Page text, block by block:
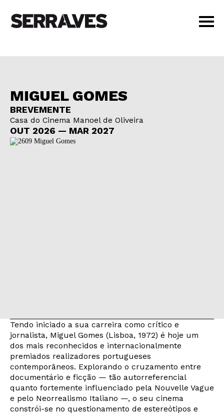
VISITAR
LOJA
PT | EN
BILHETES
AMIGOS
MIGUEL GOMES
BREVEMENTE
Casa do Cinema Manoel de Oliveira
OUT 2026 — MAR 2027
Tendo iniciado a sua carreira como crítico e
jornalista, Miguel Gomes (Lisboa, 1972) é hoje um
dos mais reconhecidos e internacionalmente
premiados realizadores portugueses
contemporâneos. Explorando o cruzamento entre
documentário e ficção — tão autorreferencial
quanto fortemente influenciado pela Nouvelle Vague
e pelo Neorrealismo Italiano —, o seu cinema
constrói-se no questionamento de estereótipos e